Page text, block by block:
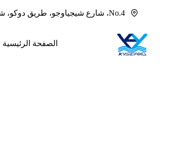
No.4، شارع شيجياوجو، طريق دوكو، شينزاو تاون، منطقة بانيو، قوانغتشو، قوانغدونغ، 511436 الصين
الصفحة الرئيسية